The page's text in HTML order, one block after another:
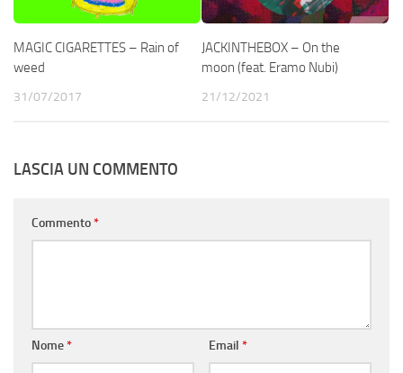
MAGIC CIGARETTES – Rain of
weed
31/07/2017
JACKINTHEBOX – On the
moon (feat. Eramo Nubi)
21/12/2021
LASCIA UN COMMENTO
Commento*
Nome* Email *